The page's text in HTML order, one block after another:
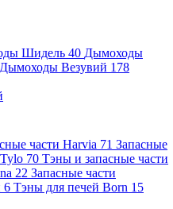
Шидель 40 Дымоходы
Дымоходы Везувий 178
части Harvia 71 Запасные
70 Тэны и запасные части
22 Запасные части
6 Тэны для печей Born 15